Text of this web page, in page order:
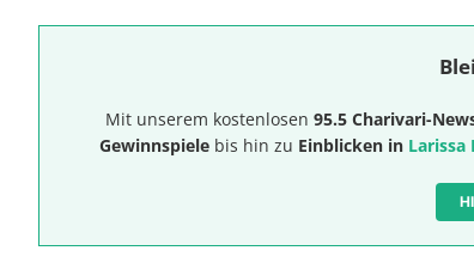
Mit unserem kostenlosen 95.5 Charivari-
Gewinnspiele bis hin zu Einblicken in Larissa